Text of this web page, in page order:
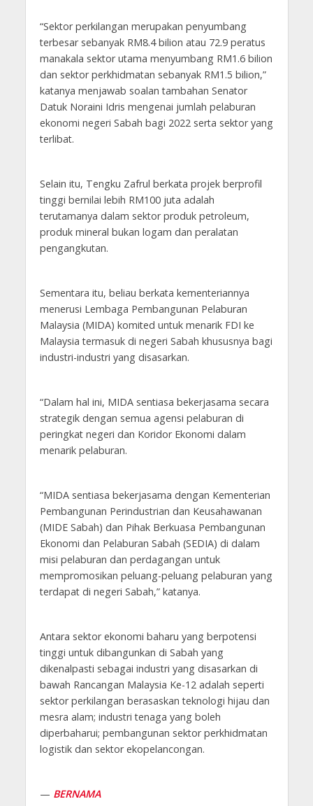
“Sektor perkilangan merupakan penyumbang
terbesar sebanyak RM8.4 bilion atau 72.9 peratus
manakala sektor utama menyumbang RM1.6 bilion
dan sektor perkhidmatan sebanyak RM1.5 bilion,”
katanya menjawab soalan tambahan Senator
Datuk Noraini Idris mengenai jumlah pelaburan
ekonomi negeri Sabah bagi 2022 serta sektor yang
terlibat.
Selain itu, Tengku Zafrul berkata projek berprofil
tinggi bernilai lebih RM100 juta adalah
terutamanya dalam sektor produk petroleum,
produk mineral bukan logam dan peralatan
pengangkutan.
Sementara itu, beliau berkata kementeriannya
menerusi Lembaga Pembangunan Pelaburan
Malaysia (MIDA) komited untuk menarik FDI ke
Malaysia termasuk di negeri Sabah khususnya bagi
industri-industri yang disasarkan.
“Dalam hal ini, MIDA sentiasa bekerjasama secara
strategik dengan semua agensi pelaburan di
peringkat negeri dan Koridor Ekonomi dalam
menarik pelaburan.
“MIDA sentiasa bekerjasama dengan Kementerian
Pembangunan Perindustrian dan Keusahawanan
(MIDE Sabah) dan Pihak Berkuasa Pembangunan
Ekonomi dan Pelaburan Sabah (SEDIA) di dalam
misi pelaburan dan perdagangan untuk
mempromosikan peluang-peluang pelaburan yang
terdapat di negeri Sabah,” katanya.
Antara sektor ekonomi baharu yang berpotensi
tinggi untuk dibangunkan di Sabah yang
dikenalpasti sebagai industri yang disasarkan di
bawah Rancangan Malaysia Ke-12 adalah seperti
sektor perkilangan berasaskan teknologi hijau dan
mesra alam; industri tenaga yang boleh
diperbaharui; pembangunan sektor perkhidmatan
logistik dan sektor ekopelancongan.
— BERNAMA